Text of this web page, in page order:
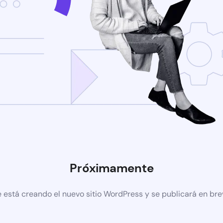
Próximamente
está creando el nuevo sitio WordPress y se publicará en